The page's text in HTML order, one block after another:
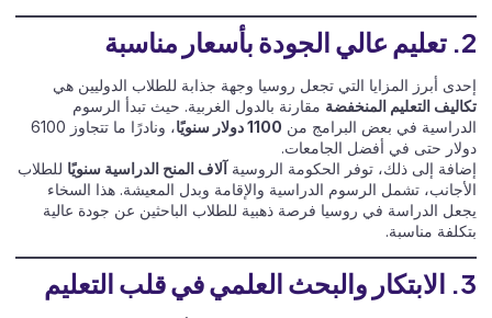
2. تعليم عالي الجودة بأسعار مناسبة
إحدى أبرز المزايا التي تجعل روسيا وجهة جذابة للطلاب الدوليين هي
تكاليف التعليم المنخفضة مقارنة بالدول الغربية. حيث تبدأ الرسوم
الدراسية في بعض البرامج من 1100 دولار سنويًا
، ونادرًا ما تتجاوز 6100
دولار حتى في أفضل الجامعات.
إضافة إلى ذلك، توفر الحكومة الروسية آلاف المنح الدراسية سنويًا للطلاب
الأجانب، تشمل الرسوم الدراسية والإقامة وبدل المعيشة. هذا السخاء
يجعل الدراسة في روسيا فرصة ذهبية للطلاب الباحثين عن جودة عالية
بتكلفة مناسبة.
3. الابتكار والبحث العلمي في قلب التعليم